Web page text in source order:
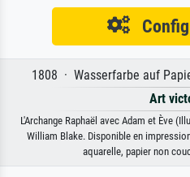
1808 · Wasserfarbe auf
Art
L'Archange Raphaël avec Adam et Ève
William Blake. Disponible en
aquarelle, papier non